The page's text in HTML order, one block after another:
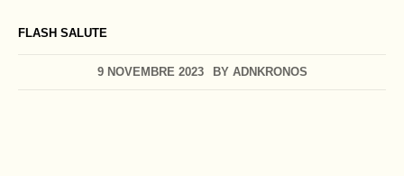
FLASH SALUTE
9 NOVEMBRE 2023 BY ADNKRONOS